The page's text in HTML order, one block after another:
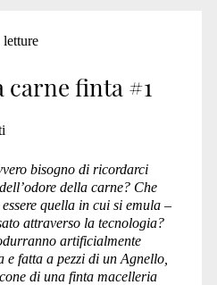
finta #1
bisogno di ricordarci
della carne? Che
quella in cui si emula –
attraverso la tecnologia?
artificialmente
e fatta a pezzi di un Agnello,
di una finta macelleria